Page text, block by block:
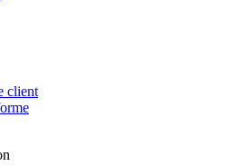
client